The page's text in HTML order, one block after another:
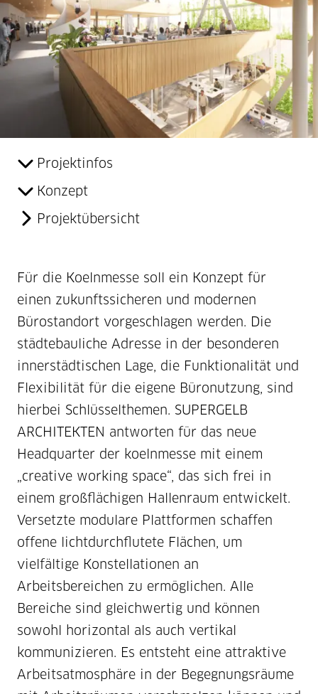
Projektinfos
Konzept
Projektübersicht
Für die Koelnmesse soll ein Konzept für
einen zukunftssicheren und modernen
Bürostandort vorgeschlagen werden. Die
städtebauliche Adresse in der besonderen
innerstädtischen Lage, die Funktionalität und
Flexibilität für die eigene Büronutzung, sind
hierbei Schlüsselthemen. SUPERGELB
ARCHITEKTEN antworten für das neue
Headquarter der koelnmesse mit einem
„creative working space“, das sich frei in
einem großflächigen Hallenraum entwickelt.
Versetzte modulare Plattformen schaffen
offene lichtdurchflutete Flächen, um
vielfältige Konstellationen an
Arbeitsbereichen zu ermöglichen. Alle
Bereiche sind gleichwertig und können
sowohl horizontal als auch vertikal
kommunizieren. Es entsteht eine attraktive
Arbeitsatmosphäre in der Begegnungsräume